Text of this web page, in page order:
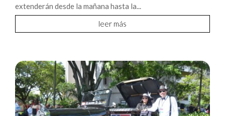
extenderán desde la mañana hasta la...
leer más